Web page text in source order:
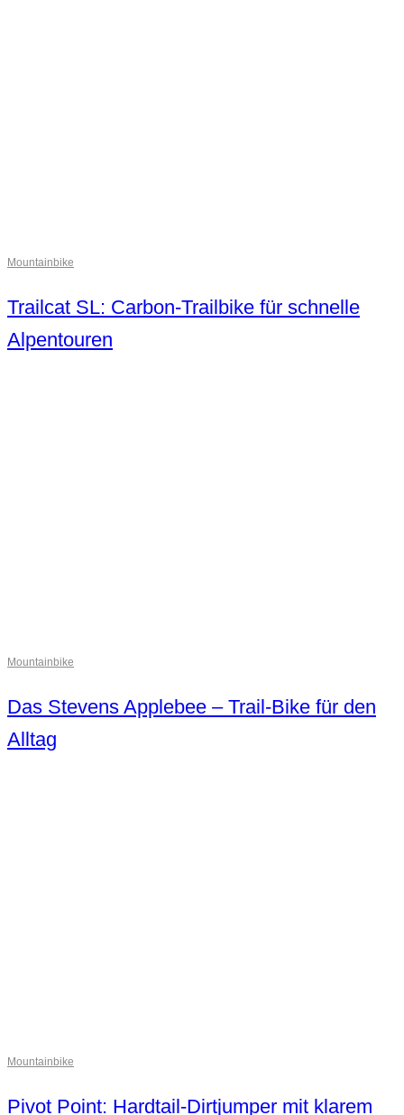
Mountainbike
Trailcat SL: Carbon-Trailbike für schnelle
Alpentouren
Mountainbike
Das Stevens Applebee – Trail-Bike für den
Alltag
Mountainbike
Pivot Point: Hardtail-Dirtjumper mit klarem